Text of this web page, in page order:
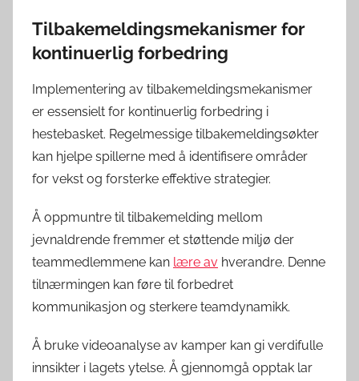
Tilbakemeldingsmekanismer for
kontinuerlig forbedring
Implementering av tilbakemeldingsmekanismer
er essensielt for kontinuerlig forbedring i
hestebasket. Regelmessige tilbakemeldingsøkter
kan hjelpe spillerne med å identifisere områder
for vekst og forsterke effektive strategier.
Å oppmuntre til tilbakemelding mellom
jevnaldrende fremmer et støttende miljø der
teammedlemmene kan lære av hverandre. Denne
tilnærmingen kan føre til forbedret
kommunikasjon og sterkere teamdynamikk.
Å bruke videoanalyse av kamper kan gi verdifulle
innsikter i lagets ytelse. Å gjennomgå opptak lar